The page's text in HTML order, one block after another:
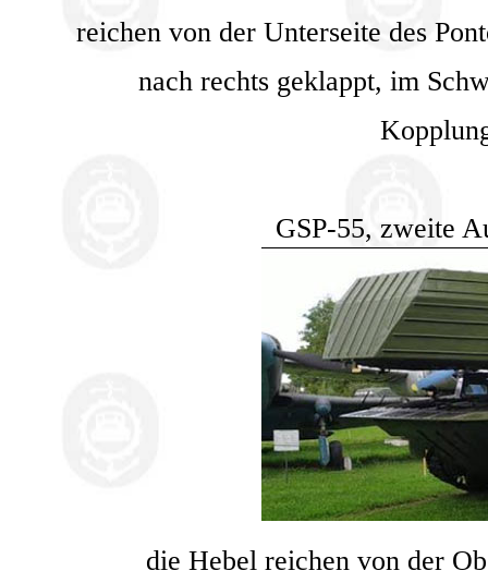
reichen von der Unterseite des
nach rechts geklappt, im
GSP-55, zweite
die Hebel reichen von der